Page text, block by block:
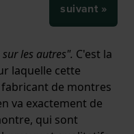
suivant »
les autres". C'est la
laquelle cette
de montres
va exactement de
qui sont